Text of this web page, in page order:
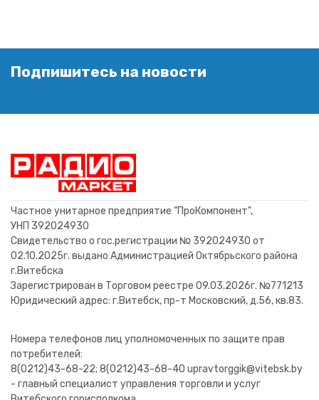
2,00 BYN
В корзину
В корзину
25,76 BYN
В корзину
0,20 BYN
В корзину
TO92S
2,00 BYN
В корзину
0,20 BYN
В корзину
3,00 BYN
В корзину
7,60 BYN
В корзину
Подпишитесь на новости
Частное унитарное предприятие "ПроКомпонент",
УНП 392024930
Свидетельство о гос.регистрации № 392024930 от
02.10.2025г. выдано Администрацией Октябрьского района
г.Витебска
Зарегистрирован в Торговом реестре 09.03.2026г. №771213
Юридический адрес: г.Витебск, пр-т Московский, д.56, кв.83.
Номера телефонов лиц уполномоченных по защите прав
потребителей:
8(0212)43-68-22; 8(0212)43-68-40 upravtorggik@vitebsk.by
- главный специалист управления торговли и услуг